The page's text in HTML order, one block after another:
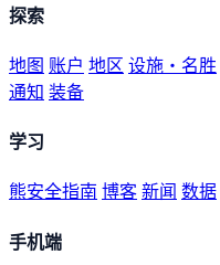
探索
地图 账户 地区 设施・名胜
通知 装备
学习
熊安全指南 博客新闻 数据
手机端